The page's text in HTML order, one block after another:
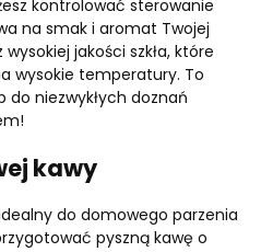
kontrolować sterowanie
na smak i aromat Twojej
jakości szkła, które
wysokie temperatury. To
niezwykłych doznań
kawy
do domowego parzenia
pyszną kawę o